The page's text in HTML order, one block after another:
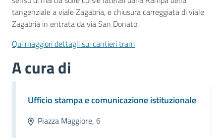
tangenziale a viale Zagabria, e chiusura carreggiata di viale
Zagabria in entrata da via San Donato.
Qui maggiori dettagli sui cantieri tram
A cura di
Ufficio stampa e comunicazione istituzionale
Piazza Maggiore, 6